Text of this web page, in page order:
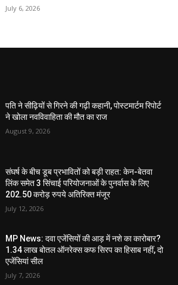
July 6, 2026
पति ने सीढ़ियों से गिरने की गढ़ी कहानी, पोस्टमार्टम रिपोर्ट
ने खोला नवविवाहिता की मौत का राज
August 9, 2026
संघर्ष के बीच डूब प्रभावितों को बड़ी राहत: केन-बेतवा
लिंक समेत 3 सिंचाई परियोजनाओं के पुनर्वास के लिए
202.50 करोड़ रुपये अतिरिक्त मंजूर
July 12, 2026
MP News: दवा एजेंसियों की आड़ में नशे का कारोबार?
1.34 लाख बोतल ऑनरेक्स कफ सिरप का हिसाब नहीं, दो
एजेंसियां सील
July 7, 2026